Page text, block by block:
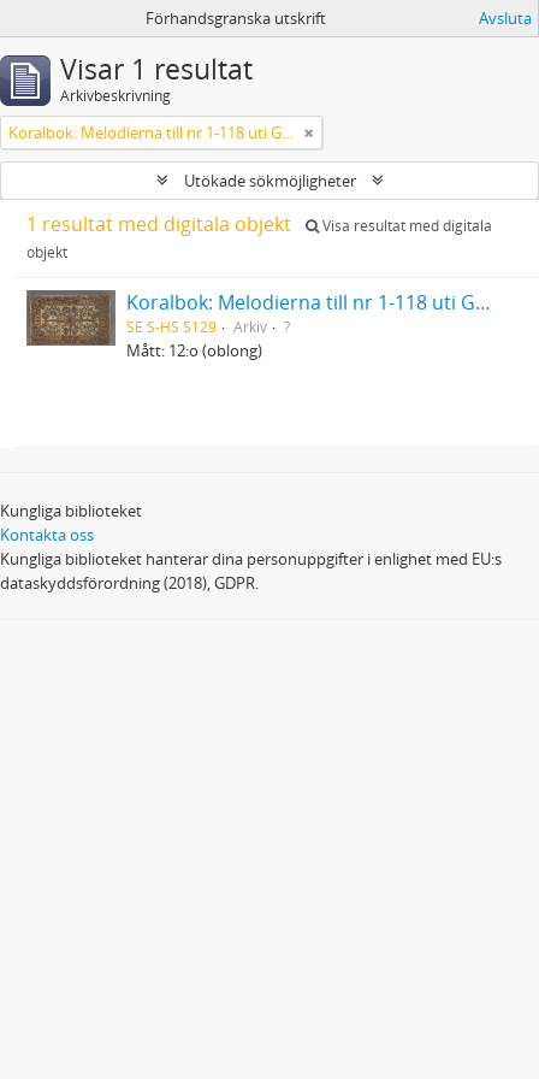
Förhandsgranska utskrift Avsluta
Visar 1 resultat
Arkivbeskrivning
Koralbok: Melodierna till nr 1-118 uti Gamla Psalmboken, enstämmigt satta
Utökade sökmöjligheter
1 resultat med digitala objekt
Visa resultat med digitala
objekt
Koralbok: Melodierna till nr 1-118 uti Gamla Psalmboken, enstämmigt satta
SE S-HS S129 Arkiv ?
Mått: 12:o (oblong)
Kungliga biblioteket
Kontakta oss
Kungliga biblioteket hanterar dina personuppgifter i enlighet med EU:s
dataskyddsförordning (2018), GDPR.